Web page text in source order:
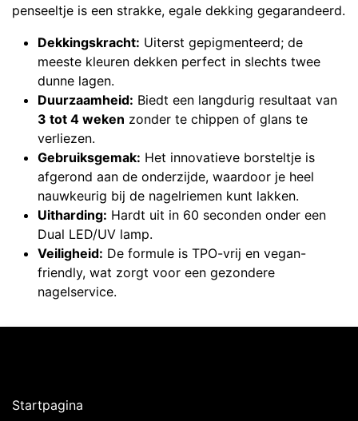
penseeltje is een strakke, egale dekking gegarandeerd.
Dekkingskracht: Uiterst gepigmenteerd; de
meeste kleuren dekken perfect in slechts twee
dunne lagen.
Duurzaamheid: Biedt een langdurig resultaat van
3 tot 4 weken zonder te chippen of glans te
verliezen.
Gebruiksgemak: Het innovatieve borsteltje is
afgerond aan de onderzijde, waardoor je heel
nauwkeurig bij de nagelriemen kunt lakken.
Uitharding: Hardt uit in 60 seconden onder een
Dual LED/UV lamp.
Veiligheid: De formule is TPO-vrij en vegan-
friendly, wat zorgt voor een gezondere
nagelservice.
Startpagina